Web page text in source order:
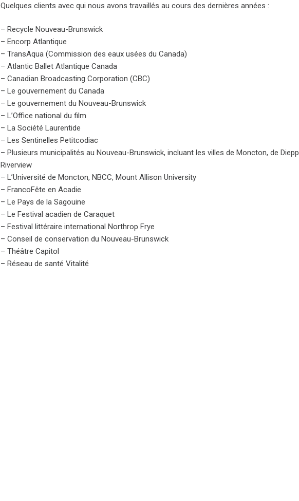
Quelques clients avec qui nous avons travaillés au cours des dernières années :
– Recycle Nouveau-Brunswick
– Encorp Atlantique
– TransAqua (Commission des eaux usées du Canada)
– Atlantic Ballet Atlantique Canada
– Canadian Broadcasting Corporation (CBC)
– Le gouvernement du Canada
– Le gouvernement du Nouveau-Brunswick
– L’Office national du film
– La Société Laurentide
– Les Sentinelles Petitcodiac
– Plusieurs municipalités au Nouveau-Brunswick, incluant les villes de Moncton, de
Riverview
– L’Université de Moncton, NBCC, Mount Allison University
– FrancoFête en Acadie
– Le Pays de la Sagouine
– Le Festival acadien de Caraquet
– Festival littéraire international Northrop Frye
– Conseil de conservation du Nouveau-Brunswick
– Théâtre Capitol
– Réseau de santé Vitalité